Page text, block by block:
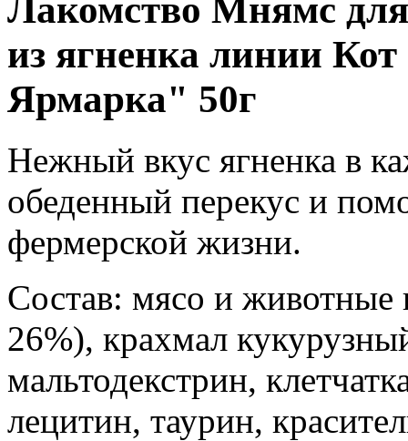
Лакомство Мнямс
из ягненка линии
Ярмарка" 50г
Нежный вкус ягненка в
обеденный перекус и
фермерской жизни.
Состав: мясо и животные
26%), крахмал
мальтодекстрин,
лецитин, таурин,